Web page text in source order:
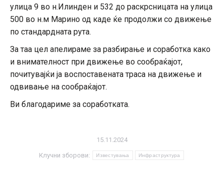
улица 9 во н.Илинден и 532 до раскрсницата на улица
500 во н.м Марино од каде ќе продолжи со движење
по стандардната рута.
За таа цел апелираме за разбирање и соработка како
и внимателност при движење во сообраќајот,
почитувајќи ја воспоставената траса на движење и
одвивање на сообраќајот.
Ви благодариме за соработката.
15.11.2024
Клучни зборови: Известувања Инфраструктура